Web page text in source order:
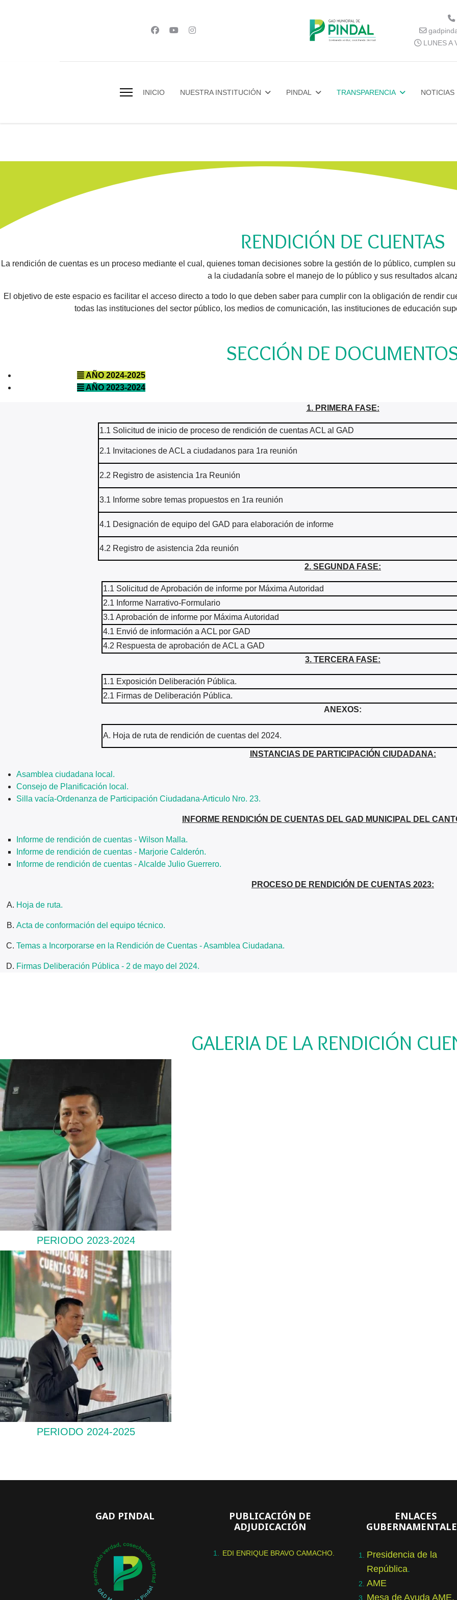
LUNES A
INICIO NUESTRA INSTITUCIÓN PINDAL TRANSPARENCIA NOTICIAS
RENDICIÓN DE CUENTAS
La rendición de cuentas es un proceso mediante el cual, quienes toman decisiones sobre la gestión de lo público, cumplen
a la ciudadanía sobre el manejo de lo público y sus resultados
El objetivo de este espacio es facilitar el acceso directo a todo lo que deben saber para cumplir con la obligación de rendir
todas las instituciones del sector público, los medios de comunicación, las instituciones de educación
SECCIÓN DE
AÑO 2024-2025
AÑO 2023-2024
1. PRIMERA FASE:
1.1 Solicitud de inicio de proceso de rendición de cuentas ACL al GAD
2.1 Invitaciones de ACL a ciudadanos para 1ra reunión
2.2 Registro de asistencia 1ra Reunión
3.1 Informe sobre temas propuestos en 1ra reunión
4.1 Designación de equipo del GAD para elaboración de informe
4.2 Registro de asistencia 2da reunión
2. SEGUNDA FASE:
1.1 Solicitud de Aprobación de informe por Máxima Autoridad
2.1 Informe Narrativo-Formulario
3.1 Aprobación de informe por Máxima Autoridad
4.1 Envió de información a ACL por GAD
4.2 Respuesta de aprobación de ACL a GAD
3. TERCERA FASE:
1.1 Exposición Deliberación Pública.
2.1 Firmas de Deliberación Pública.
ANEXOS:
A. Hoja de ruta de rendición de cuentas del 2024.
INSTANCIAS DE PARTICIPACIÓN CIUDADANA:
Asamblea ciudadana local.
Consejo de Planificación local.
Silla vacía-Ordenanza de Participación Ciudadana-Articulo Nro. 23.
INFORME RENDICIÓN DE CUENTAS DEL GAD MUNICIPAL DEL
Informe de rendición de cuentas - Wilson Malla.
Informe de rendición de cuentas - Marjorie Calderón.
Informe de rendición de cuentas - Alcalde Julio Guerrero.
PROCESO DE RENDICIÓN DE CUENTAS 2023:
Hoja de ruta.
Acta de conformación del equipo técnico.
Temas a Incorporarse en la Rendición de Cuentas - Asamblea Ciudadana.
Firmas Deliberación Pública - 2 de mayo del 2024.
GALERIA DE LA RENDICIÓN
PERIODO 2023-2024
PERIODO 2024-2025
GAD PINDAL
PUBLICACIÓN DE
ADJUDICACIÓN
EDI ENRIQUE BRAVO CAMACHO.
ENLACES
Presidencia de la
República.
AME
Mesa de Ayuda AME.